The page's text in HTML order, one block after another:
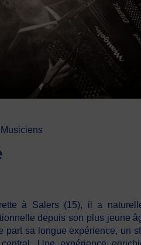
Musiciens
à Salers (15), il a
depuis son plus jeune
part sa longue expérience, un